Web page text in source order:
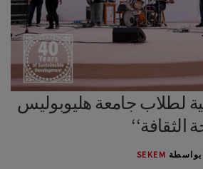
عن سيكم
لطلاب جامعة هليوبوليس
بواسطة SEKEM